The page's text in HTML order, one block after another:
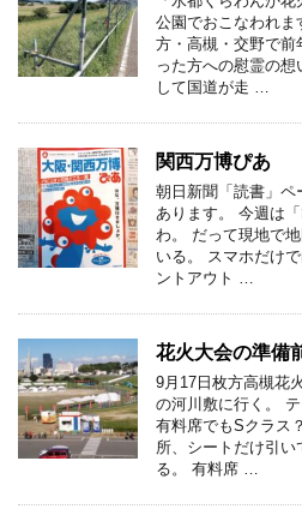
公園でおこなわれ
方・高槻・交野で前
った方への慰霊の
して国道が走 …
関西万博ぴあ
朝日新聞「読書」ペ
あります。 今週は
わ。 だって現地で
いる。 スマホだけ
ントアウト …
花火大会の準備
9月17日枚方高槻花
の河川敷に行く。
有料席でもSクラス
所、シートだけ引
る。 有料席 …